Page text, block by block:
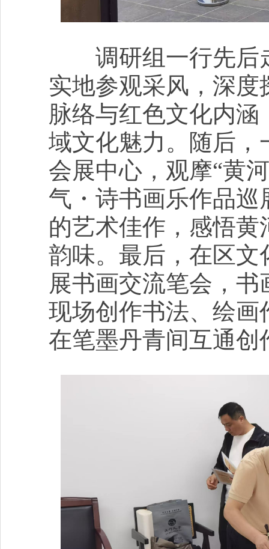
调研组一行先后
实地参观采风，深
脉络与红色文化内
域文化魅力。随后
会展中心，观摩“黄
气・诗书画乐作品
的艺术佳作，感悟
韵味。最后，在区
展书画交流笔会，
现场创作书法、绘
在笔墨丹青间互通